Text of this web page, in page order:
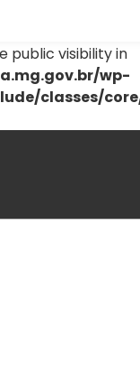
public visibility in
wp-
classes/